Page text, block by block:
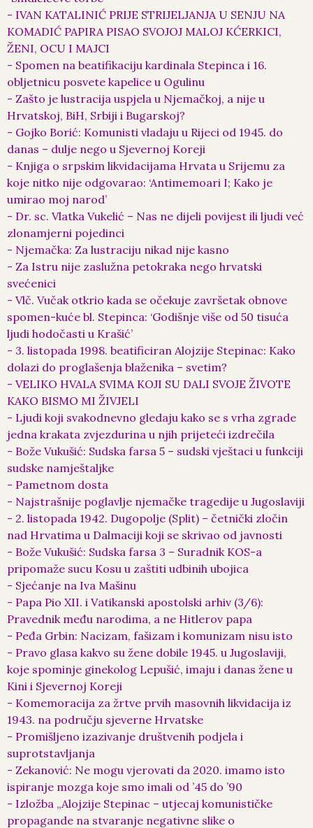
- IVAN KATALINIĆ PRIJE STRIJELJANJA U SENJU NA
KOMADIĆ PAPIRA PISAO SVOJOJ MALOJ KĆERKICI,
ŽENI, OCU I MAJCI
- Spomen na beatifikaciju kardinala Stepinca i 16.
obljetnicu posvete kapelice u Ogulinu
- Zašto je lustracija uspjela u Njemačkoj, a nije u
Hrvatskoj, BiH, Srbiji i Bugarskoj?
- Gojko Borić: Komunisti vladaju u Rijeci od 1945. do
danas – dulje nego u Sjevernoj Koreji
- Knjiga o srpskim likvidacijama Hrvata u Srijemu za
koje nitko nije odgovarao: ‘Antimemoari I; Kako je
umirao moj narod’
- Dr. sc. Vlatka Vukelić – Nas ne dijeli povijest ili ljudi već
zlonamjerni pojedinci
- Njemačka: Za lustraciju nikad nije kasno
- Za Istru nije zaslužna petokraka nego hrvatski
svećenici
- Vlč. Vučak otkrio kada se očekuje završetak obnove
spomen-kuće bl. Stepinca: ‘Godišnje više od 50 tisuća
ljudi hodočasti u Krašić’
- 3. listopada 1998. beatificiran Alojzije Stepinac: Kako
dolazi do proglašenja blaženika – svetim?
- VELIKO HVALA SVIMA KOJI SU DALI SVOJE ŽIVOTE
KAKO BISMO MI ŽIVJELI
- Ljudi koji svakodnevno gledaju kako se s vrha zgrade
jedna krakata zvjezdurina u njih prijeteći izdrečila
- Bože Vukušić: Sudska farsa 5 – sudski vještaci u funkciji
sudske namještaljke
- Pametnom dosta
- Najstrašnije poglavlje njemačke tragedije u Jugoslaviji
- 2. listopada 1942. Dugopolje (Split) – četnički zločin
nad Hrvatima u Dalmaciji koji se skrivao od javnosti
- Bože Vukušić: Sudska farsa 3 – Suradnik KOS-a
pripomaže sucu Kosu u zaštiti udbinih ubojica
- Sjećanje na Iva Mašinu
- Papa Pio XII. i Vatikanski apostolski arhiv (3/6):
Pravednik među narodima, a ne Hitlerov papa
- Peđa Grbin: Nacizam, fašizam i komunizam nisu isto
- Pravo glasa kakvo su žene dobile 1945. u Jugoslaviji,
koje spominje ginekolog Lepušić, imaju i danas žene u
Kini i Sjevernoj Koreji
- Komemoracija za žrtve prvih masovnih likvidacija iz
1943. na području sjeverne Hrvatske
- Promišljeno izazivanje društvenih podjela i
suprotstavljanja
- Zekanović: Ne mogu vjerovati da 2020. imamo isto
ispiranje mozga koje smo imali od ’45 do ’90
- Izložba „Alojzije Stepinac – utjecaj komunističke
propagande na stvaranje negativne slike o